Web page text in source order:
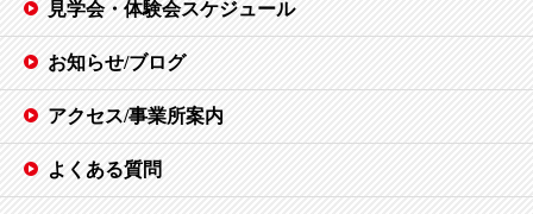
見学会・体験会スケジュール
お知らせ/ブログ
アクセス/事業所案内
よくある質問